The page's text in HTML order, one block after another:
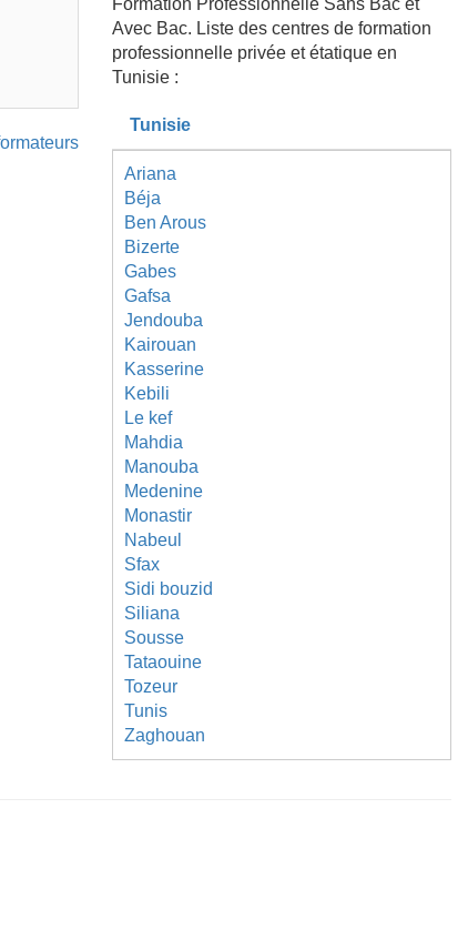
Formation Professionnelle Sans Bac et
Avec Bac. Liste des centres de formation
professionnelle privée et étatique en
Tunisie :
Tunisie
Ariana
Béja
Ben Arous
Bizerte
Gabes
Gafsa
Jendouba
Kairouan
Kasserine
Kebili
Le kef
Mahdia
Manouba
Medenine
Monastir
Nabeul
Sfax
Sidi bouzid
Siliana
Sousse
Tataouine
Tozeur
Tunis
Zaghouan